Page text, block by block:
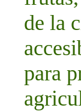
de la
para